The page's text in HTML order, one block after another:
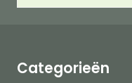
Categorieën